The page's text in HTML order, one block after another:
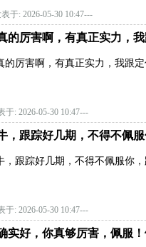
于: 2026-05-30 10:47---
的厉害啊，有真正实力，
的厉害啊，有真正实力，我跟
于: 2026-05-30 10:47---
，跟踪好几期，不得不佩
，跟踪好几期，不得不佩服你
于: 2026-05-30 10:47---
实好，你真够厉害，佩服